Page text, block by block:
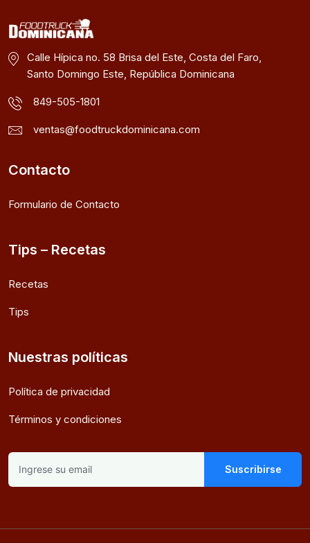
Calle Hípica no. 58 Brisa del Este, Costa del Faro,
Santo Domingo Este, República Dominicana
849-505-1801
ventas@foodtruckdominicana.com
Contacto
Formulario de Contacto
Tips – Recetas
Recetas
Tips
Nuestras políticas
Política de privacidad
Términos y condiciones
Suscribirse